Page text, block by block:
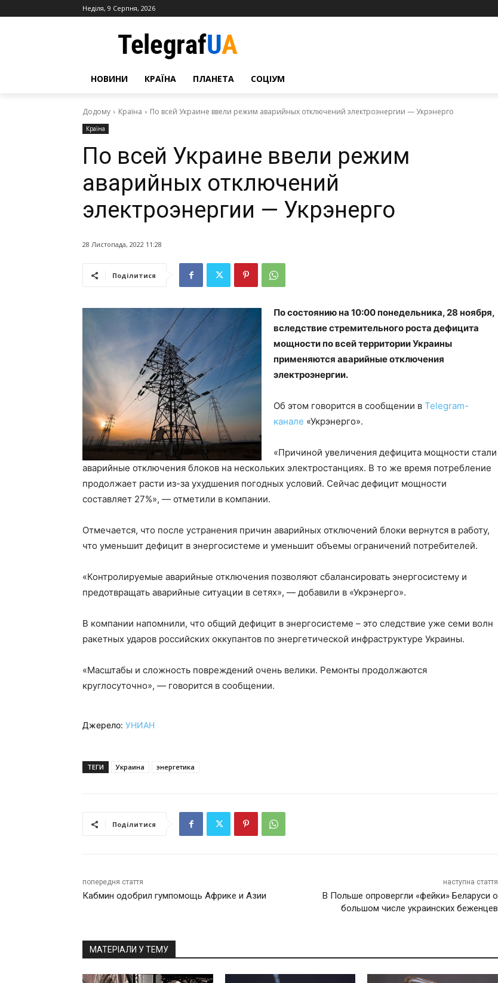
Неділя, 9 Серпня, 2026
НОВИНИ КРАЇНА ПЛАНЕТА СОЦІУМ
Додому Країна По всей Украине ввели режим аварийных отключений электроэнергии — Укрэнерго
Країна
По всей Украине ввели режим
аварийных отключений
электроэнергии — Укрэнерго
28 Листопада, 2022 11:28
Поділитися
По состоянию на 10:00 понедельника, 28 ноября,
вследствие стремительного роста дефицита
мощности по всей территории Украины
применяются аварийные отключения
электроэнергии.
Об этом говорится в сообщении в Telegram-
канале «Укрэнерго».
«Причиной увеличения дефицита мощности стали
аварийные отключения блоков на нескольких электростанциях. В то же время потребление
продолжает расти из-за ухудшения погодных условий. Сейчас дефицит мощности
составляет 27%», — отметили в компании.
Отмечается, что после устранения причин аварийных отключений блоки вернутся в работу,
что уменьшит дефицит в энергосистеме и уменьшит объемы ограничений потребителей.
«Контролируемые аварийные отключения позволяют сбалансировать энергосистему и
предотвращать аварийные ситуации в сетях», — добавили в «Укрэнерго».
В компании напомнили, что общий дефицит в энергосистеме – это следствие уже семи волн
ракетных ударов российских оккупантов по энергетической инфраструктуре Украины.
«Масштабы и сложность повреждений очень велики. Ремонты продолжаются
круглосуточно», — говорится в сообщении.
Джерело: УНИАН
ТЕГИ Украина энергетика
Поділитися
попередня стаття
Кабмин одобрил гумпомощь Африке и Азии
наступна стаття
В Польше опровергли «фейки» Беларуси о
большом числе украинских беженцев
МАТЕРІАЛИ У ТЕМУ